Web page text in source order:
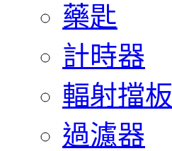
藥匙
計時器
輻射擋板
過濾器